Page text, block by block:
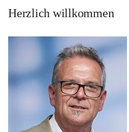
Herzlich willkommen